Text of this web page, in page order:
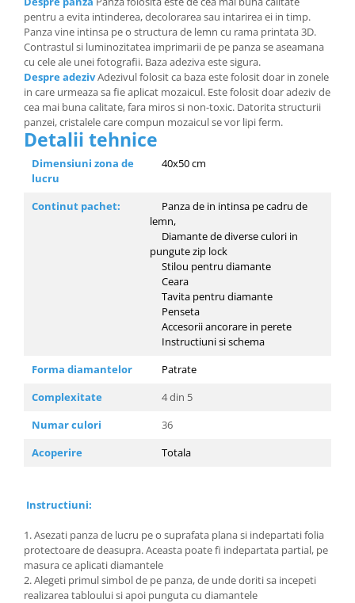
pentru a evita intinderea, decolorarea sau intarirea ei in timp.
Panza vine intinsa pe o structura de lemn cu rama printata 3D.
Contrastul si luminozitatea imprimarii de pe panza se aseamana
cu cele ale unei fotografii. Baza adeziva este sigura.
Despre adezivAdezivul folosit ca baza este folosit doar in zonele
in care urmeaza sa fie aplicat mozaicul. Este folosit doar adeziv de
cea mai buna calitate, fara miros si non-toxic. Datorita structurii
panzei, cristalele care compun mozaicul se vor lipi ferm.
Detalii tehnice
Dimensiuni zona de
lucru
40x50 cm
Continut pachet:
Panza de in intinsa pe cadru de
lemn,
Diamante de diverse culori in
pungute zip lock
Stilou pentru diamante
Ceara
Tavita pentru diamante
Penseta
Accesorii ancorare in perete
Instructiuni si schema
Forma diamantelor
Patrate
Complexitate
4 din 5
Numar culori
36
Acoperire
Totala
Instructiuni:
1. Asezati panza de lucru pe o suprafata plana si indepartati folia
protectoare de deasupra. Aceasta poate fi indepartata partial, pe
masura ce aplicati diamantele
2. Alegeti primul simbol de pe panza, de unde doriti sa incepeti
realizarea tabloului si apoi punguta cu diamantele